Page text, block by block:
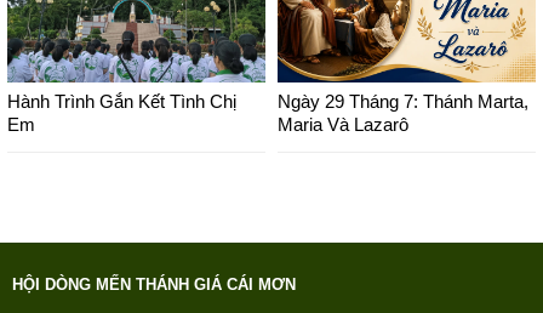
Hành Trình Gắn Kết Tình Chị
Em
Ngày 29 Tháng 7: Thánh Marta,
Maria Và Lazarô
HỘI DÒNG MẾN THÁNH GIÁ CÁI MƠN